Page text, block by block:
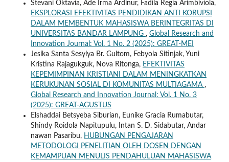
Stevani Oktavia, Ade Irma Ardinur, Fadila Regia Arimbiviola,
EKSPLORASI EFEKTIVITAS PENDIDIKAN ANTI KORUPSI
DALAM MEMBENTUK MAHASISWA BERINTEGRITAS DI
UNIVERSITAS BANDAR LAMPUNG , Global Research and
Innovation Journal: Vol. 1 No. 2 (2025): GREAT-MEI
Jesika Santa Sesylya Br. Gultom, Febyola Sitinjak, Yuni
Kristina Rajagukguk, Nova Ritonga, EFEKTIVITAS
KEPEMIMPINAN KRISTIANI DALAM MENINGKATKAN
KERUKUNAN SOSIAL DI KOMUNITAS MULTIAGAMA ,
Global Research and Innovation Journal: Vol. 1 No. 3
(2025): GREAT-AGUSTUS
Elshaddai Betsyeba Siburian, Eunike Gracia Rumabutar,
Shindy Roidola Napitupulu, Intan S. D. Sidabutar, Andar
nawan Pasaribu, HUBUNGAN PENGAJARAN
METODOLOGI PENELITIAN OLEH DOSEN DENGAN
KEMAMPUAN MENULIS PENDAHULUAN MAHASISWA